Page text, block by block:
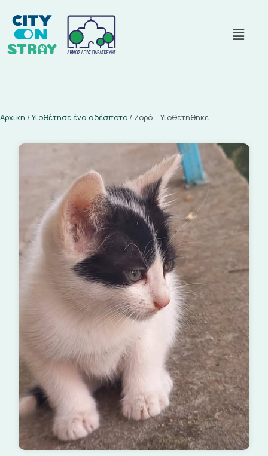
Αρχική / Υιοθέτησε ένα αδέσποτο / Ζορό – Υιοθετήθηκε